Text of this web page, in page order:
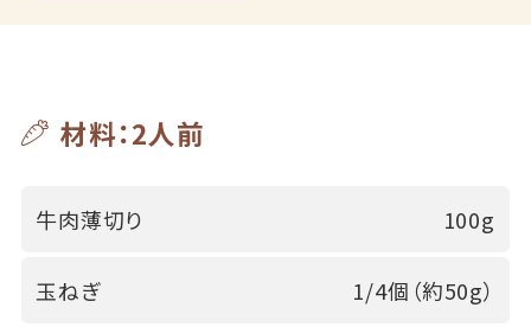
材料：2人前
牛肉薄切り 100g
玉ねぎ 1/4個（約50g）